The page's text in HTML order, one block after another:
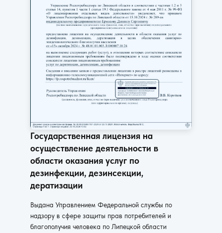
Государственная лицензия на
осуществление деятельности в
области оказания услуг по
дезинфекции, дезинсекции,
дератизации
Выдана Управлением Федеральной службы по
надзору в сфере защиты прав потребителей и
благополучия человека по Липецкой области